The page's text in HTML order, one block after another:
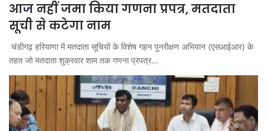
आज नहीं जमा किया गणना प्रपत्र, मतदाता
सूची से कटेगा नाम
चंडीगढ़ हरियाणा में मतदाता सूचियों के विशेष गहन पुनरीक्षण अभियान (एसआईआर) के
तहत जो मतदाता शुक्रवार शाम तक गणना प्रपत्र…